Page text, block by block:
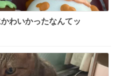
わいかったなんてッ